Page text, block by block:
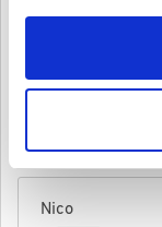
ดูคู่มือสั้น ๆ ด้านบน
• เลือกสินค้า
หลังจากนั้น คุณจะไ
ของคุณ
รหัสเหล่านี้ไม่
เนื้อหาที่ดาว
สำหรับบางผลิ
Sofia
ตนใน Steam อย่
Nico